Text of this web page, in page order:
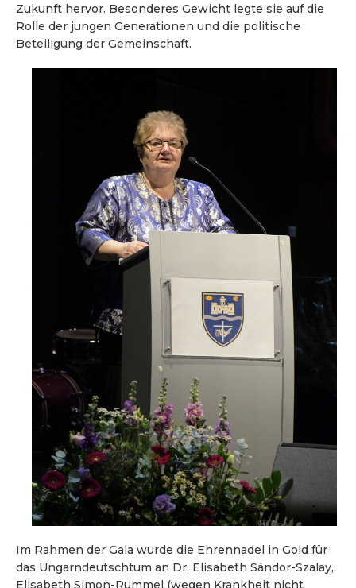
Zukunft hervor. Besonderes Gewicht legte sie auf die
Rolle der jungen Generationen und die politische
Beteiligung der Gemeinschaft.
Im Rahmen der Gala wurde die Ehrennadel in Gold für
das Ungarndeutschtum an Dr. Elisabeth Sándor-Szalay,
Elisabeth Simon-Rummel (wegen Krankheit nicht